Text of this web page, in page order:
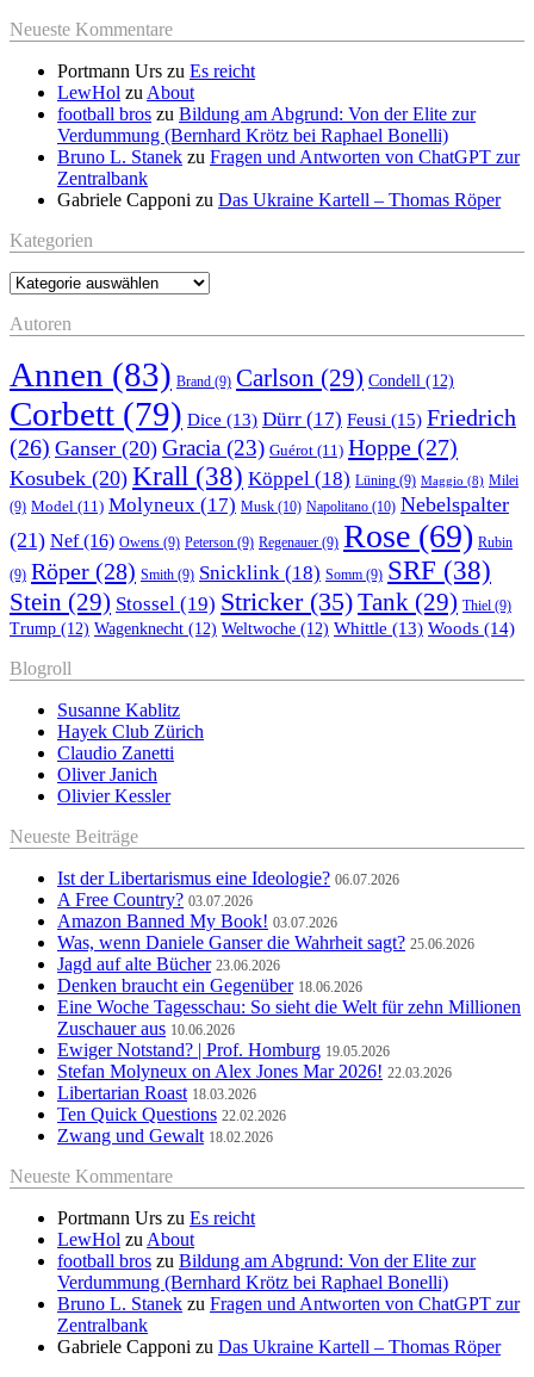
Neueste Kommentare
Portmann Urs zu Es reicht
LewHol zu About
football bros zu Bildung am Abgrund: Von der Elite zur
Verdummung (Bernhard Krötz bei Raphael Bonelli)
Bruno L. Stanek zu Fragen und Antworten von ChatGPT zur
Zentralbank
Gabriele Capponi zu Das Ukraine Kartell – Thomas Röper
Kategorien
Kategorien
Autoren
Annen (83) Brand (9) Carlson (29) Condell (12)
Corbett (79) Dice (13) Dürr (17) Feusi (15) Friedrich
(26) Ganser (20) Gracia (23) Guérot (11) Hoppe (27)
Kosubek (20) Krall (38) Köppel (18) Lüning (9) Maggio (8) Milei
(9) Model (11) Molyneux (17) Musk (10) Napolitano (10) Nebelspalter
(21) Nef(16) Owens (9) Peterson (9) Regenauer (9) Rose (69) Rubin
(9) Röper (28) Smith (9) Snicklink (18) Somm (9) SRF (38)
Stein (29) Stossel (19) Stricker(35)Tank (29) Thiel (9)
Trump (12) Wagenknecht (12) Weltwoche (12) Whittle (13) Woods (14)
Blogroll
Susanne Kablitz
Hayek Club Zürich
Claudio Zanetti
Oliver Janich
Olivier Kessler
Neueste Beiträge
Ist der Libertarismus eine Ideologie? 06.07.2026
A Free Country? 03.07.2026
Amazon Banned My Book! 03.07.2026
Was, wenn Daniele Ganser die Wahrheit sagt? 25.06.2026
Jagd auf alte Bücher 23.06.2026
Denken braucht ein Gegenüber 18.06.2026
Eine Woche Tagesschau: So sieht die Welt für zehn Millionen
Zuschauer aus 10.06.2026
Ewiger Notstand? | Prof. Homburg 19.05.2026
Stefan Molyneux on Alex Jones Mar 2026! 22.03.2026
Libertarian Roast 18.03.2026
Ten Quick Questions 22.02.2026
Zwang und Gewalt 18.02.2026
Neueste Kommentare
Portmann Urs zu Es reicht
LewHol zu About
football bros zu Bildung am Abgrund: Von der Elite zur
Verdummung (Bernhard Krötz bei Raphael Bonelli)
Bruno L. Stanek zu Fragen und Antworten von ChatGPT zur
Zentralbank
Gabriele Capponi zu Das Ukraine Kartell – Thomas Röper